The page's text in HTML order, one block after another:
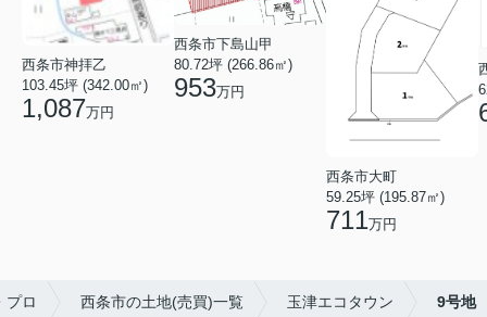
西条市神拝乙
103.45坪 (342.00㎡)
1,087万円
西条市下島山甲
80.72坪 (266.86㎡)
953万円
西条市大町
59.25坪 (195.87㎡)
711万円
プロ 西条市の土地(売買)一覧 玉津エコタウン 9号地